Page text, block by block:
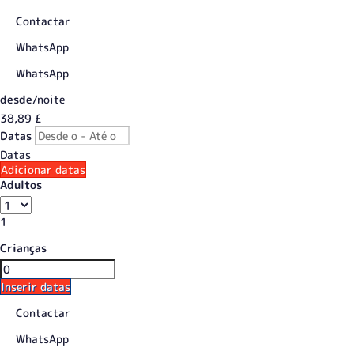
Contactar
WhatsApp
WhatsApp
desde/noite
38,89 £
Datas
Datas
Adicionar datas
Adultos
1
Crianças
Inserir datas
Contactar
WhatsApp